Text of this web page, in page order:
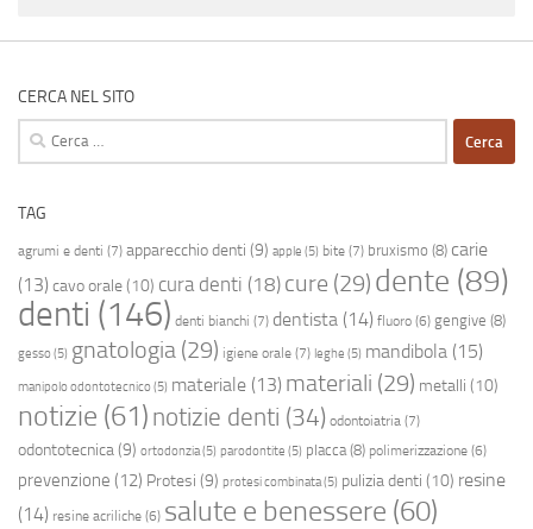
CERCA NEL SITO
Ricerca
per:
TAG
agrumi e denti (7) apparecchio denti (9) apple (5) bite (7) bruxismo (8) carie
(13) cavo orale(10) cura denti (18) cure (29) dente (89)
denti (146) denti bianchi (7) dentista (14) fluoro (6) gengive (8)
gesso(5) gnatologia (29) igiene orale (7) leghe (5) mandibola (15)
manipolo odontotecnico(5) materiale (13) materiali (29) metalli (10)
notizie (61) notizie denti (34) odontoiatria (7)
odontotecnica (9) ortodonzia(5) parodontite (5) placca(8) polimerizzazione (6)
prevenzione (12) Protesi (9) protesi combinata(5) pulizia denti (10) resine
(14) resine acriliche (6) salute e benessere (60)